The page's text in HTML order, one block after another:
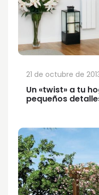
Un «twist» a tu
pequeños
21 de octubre de